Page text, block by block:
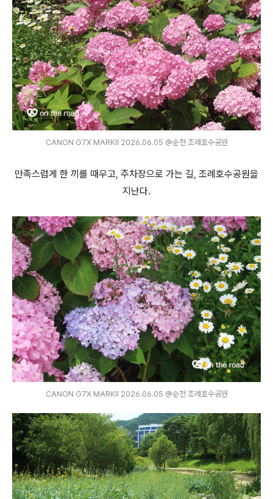
CANON G7X MARKⅡ 2026.06.05 @순천 조례호수공원
만족스럽게 한 끼를 때우고, 주차장으로 가는 길, 조례호수공원을
지난다.
CANON G7X MARKⅡ 2026.06.05 @순천 조례호수공원